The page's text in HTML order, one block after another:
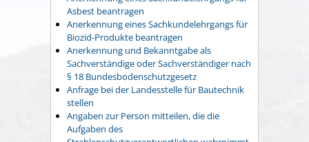
Asbest beantragen
Anerkennung eines Sachkundelehrgangs für
Biozid-Produkte beantragen
Anerkennung und Bekanntgabe als
Sachverständige oder Sachverständiger nach
§ 18 Bundesbodenschutzgesetz
Anfrage bei der Landesstelle für Bautechnik
stellen
Angaben zur Person mitteilen, die die
Aufgaben des